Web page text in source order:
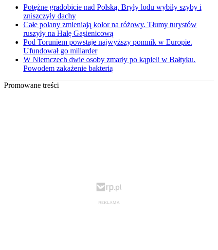
Potężne gradobicie nad Polską. Bryły lodu wybiły szyby i
zniszczyły dachy
Całe polany zmieniają kolor na różowy. Tłumy turystów
ruszyły na Halę Gąsienicową
Pod Toruniem powstaje najwyższy pomnik w Europie.
Ufundował go miliarder
W Niemczech dwie osoby zmarły po kąpieli w Bałtyku.
Powodem zakażenie bakterią
Promowane treści